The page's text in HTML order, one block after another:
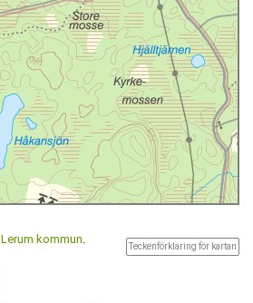
Teckenförklaring för kartan
Lerum kommun.